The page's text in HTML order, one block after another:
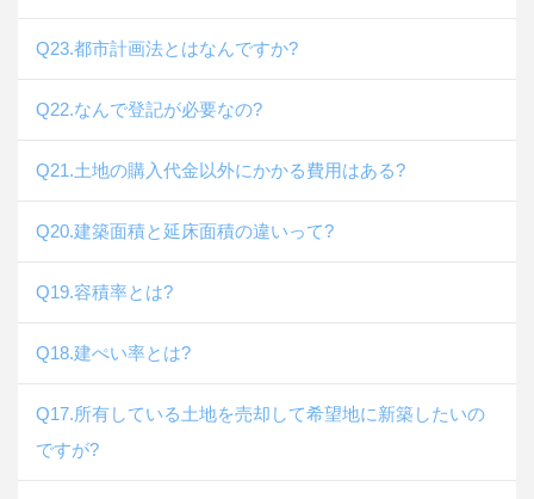
Q23.都市計画法とはなんですか?
Q22.なんで登記が必要なの?
Q21.土地の購入代金以外にかかる費用はある?
Q20.建築面積と延床面積の違いって?
Q19.容積率とは?
Q18.建ぺい率とは?
Q17.所有している土地を売却して希望地に新築したいの
ですが?